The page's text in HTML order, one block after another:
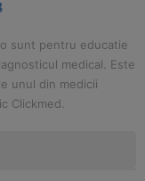
sunt pentru educatie
medical. Este
unul din medicii
Clickmed.